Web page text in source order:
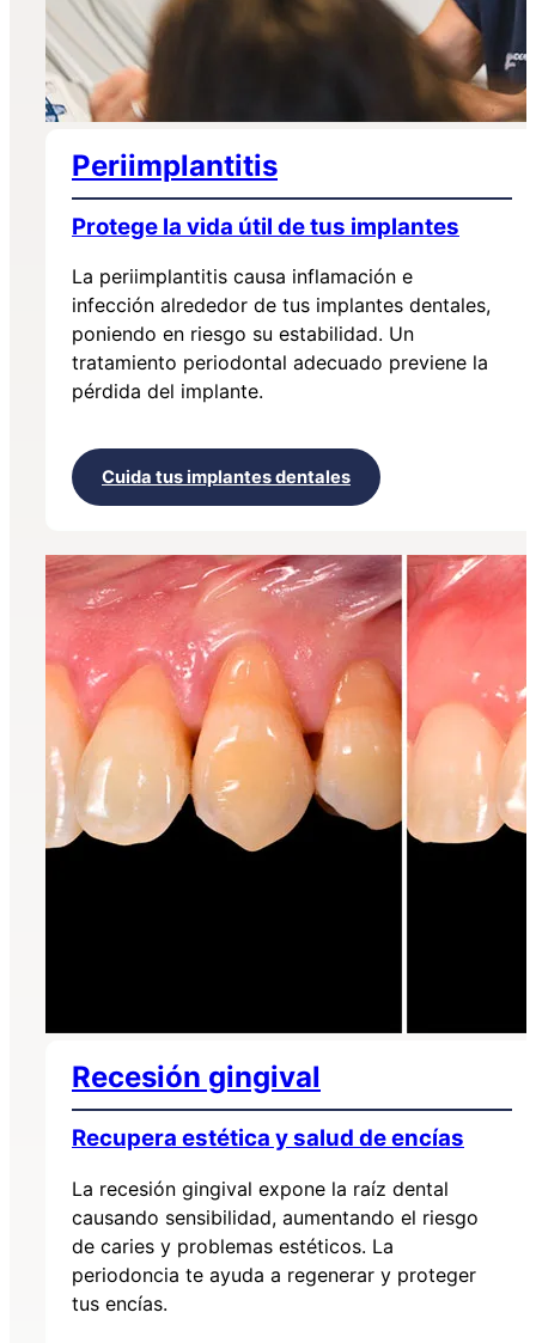
Periimplantitis
Protege la vida útil de tus implantes
La periimplantitis causa inflamación e
infección alrededor de tus implantes dentales,
poniendo en riesgo su estabilidad. Un
tratamiento periodontal adecuado previene la
pérdida del implante.
Cuida tus implantes dentales
Recesión gingival
Recupera estética y salud de encías
La recesión gingival expone la raíz dental
causando sensibilidad, aumentando el riesgo
de caries y problemas estéticos. La
periodoncia te ayuda a regenerar y proteger
tus encías.